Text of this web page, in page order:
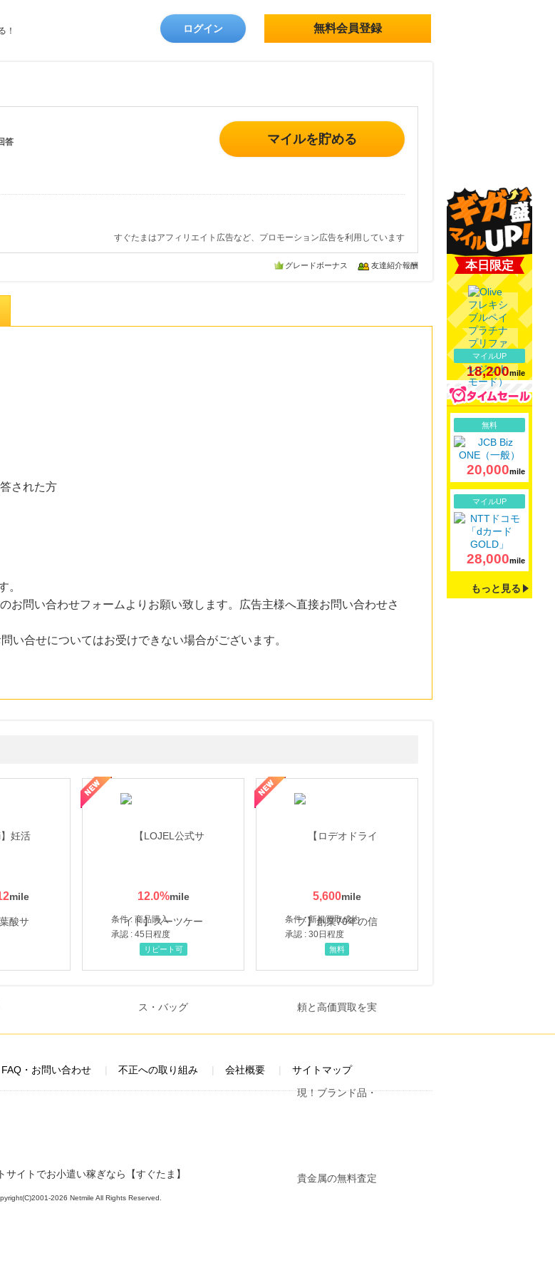
！ ログイン 無料会員登録
答
マイルを貯める
すぐたまはアフィリエイト広告など、プロモーション広告を利用しています
グレードボーナス 友達紹介報酬
された方
。
お問い合わせフォームよりお願い致します。広告主様へ直接お問い合わせさ
合せについてはお受けできない場合がございます。
12.0%
条件 : 商品購入
承認 : 45日程度
リピート可
5,600
条件 : 新規買取成約
承認 : 30日程度
実現！ブランド品・貴金属の無料査定
無料
本日限定
マイルUP
18,200mile
無料
20,000mile
マイルUP
28,000mile
もっと見る
FAQ・お問い合わせ 不正への取り組み 会社概要 サイトマップ
サイトでお小遣い稼ぎなら【すぐたま】
2026 Netmile All Rights Reserved.